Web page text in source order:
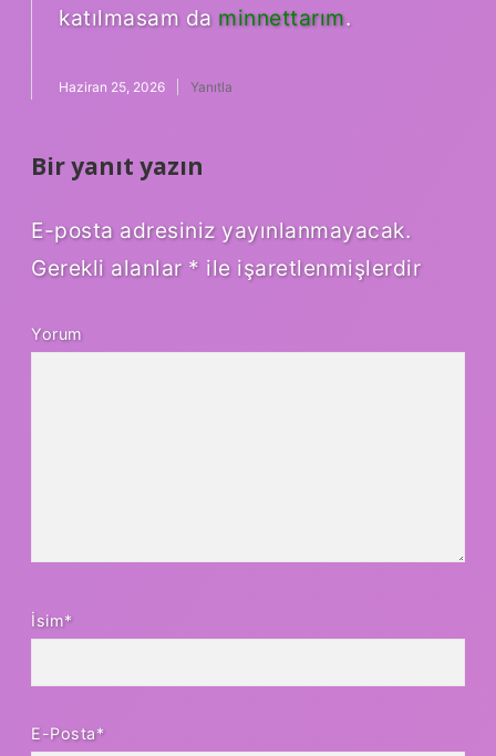
katılmasam da minnettarım.
Haziran 25, 2026 Yanıtla
Bir yanıt yazın
E-posta adresiniz yayınlanmayacak.
Gerekli alanlar * ile işaretlenmişlerdir
Yorum
İsim*
E-Posta*